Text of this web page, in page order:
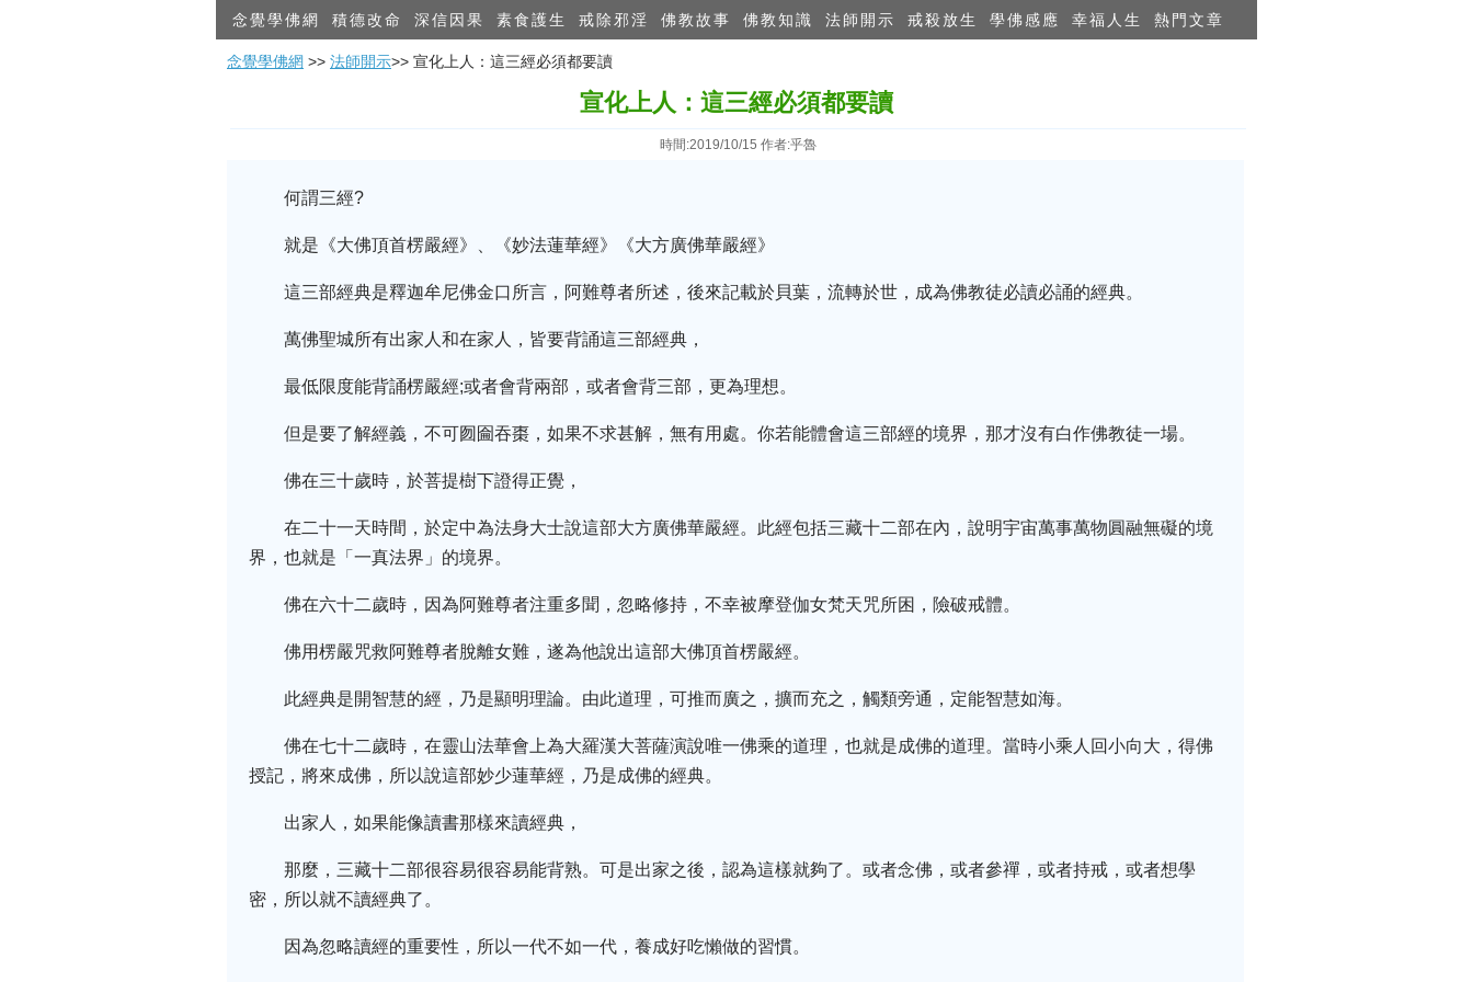
念覺學佛網 積德改命 深信因果 素食護生 戒除邪淫 佛教故事 佛教知識 法師開示 戒殺放生 學佛感應 幸福人生 熱門文章
念覺學佛網 >> 法師開示>> 宣化上人：這三經必須都要讀
宣化上人：這三經必須都要讀
時間:2019/10/15 作者:乎魯
何謂三經?
就是《大佛頂首楞嚴經》、《妙法蓮華經》《大方廣佛華嚴經》
這三部經典是釋迦牟尼佛金口所言，阿難尊者所述，後來記載於貝葉，流轉於世，成為佛教徒必讀必誦的經典。
萬佛聖城所有出家人和在家人，皆要背誦這三部經典，
最低限度能背誦楞嚴經;或者會背兩部，或者會背三部，更為理想。
但是要了解經義，不可囫圇吞棗，如果不求甚解，無有用處。你若能體會這三部經的境界，那才沒有白作佛教徒一場。
佛在三十歲時，於菩提樹下證得正覺，
在二十一天時間，於定中為法身大士說這部大方廣佛華嚴經。此經包括三藏十二部在內，說明宇宙萬事萬物圓融無礙的境
界，也就是「一真法界」的境界。
佛在六十二歲時，因為阿難尊者注重多聞，忽略修持，不幸被摩登伽女梵天咒所困，險破戒體。
佛用楞嚴咒救阿難尊者脫離女難，遂為他說出這部大佛頂首楞嚴經。
此經典是開智慧的經，乃是顯明理論。由此道理，可推而廣之，擴而充之，觸類旁通，定能智慧如海。
佛在七十二歲時，在靈山法華會上為大羅漢大菩薩演說唯一佛乘的道理，也就是成佛的道理。當時小乘人回小向大，得佛
授記，將來成佛，所以說這部妙少蓮華經，乃是成佛的經典。
出家人，如果能像讀書那樣來讀經典，
那麼，三藏十二部很容易很容易能背熟。可是出家之後，認為這樣就夠了。或者念佛，或者參禪，或者持戒，或者想學
密，所以就不讀經典了。
因為忽略讀經的重要性，所以一代不如一代，養成好吃懶做的習慣。